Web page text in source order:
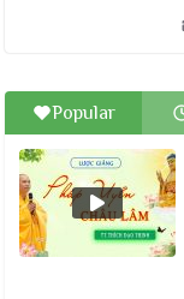
Popular